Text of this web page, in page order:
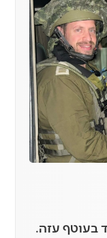
סעד בעוטף עזה.